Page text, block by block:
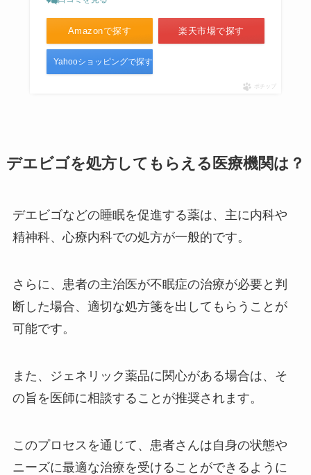
Amazonで探す 楽天市場で探す
Yahooショッピングで探す
ポチップ
デエビゴを処方してもらえる医療機関は？
デエビゴなどの睡眠を促進する薬は、主に内科や
精神科、心療内科での処方が一般的です。
さらに、患者の主治医が不眠症の治療が必要と判
断した場合、適切な処方箋を出してもらうことが
可能です。
また、ジェネリック薬品に関心がある場合は、そ
の旨を医師に相談することが推奨されます。
このプロセスを通じて、患者さんは自身の状態や
ニーズに最適な治療を受けることができるように